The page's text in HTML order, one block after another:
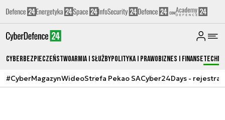
CyberbezpieczeństwoArmia i SłużbyPolityka i prawoBiznes i Finanse
#CyberMagazynWideoStrefa Pekao SACyber24Days -